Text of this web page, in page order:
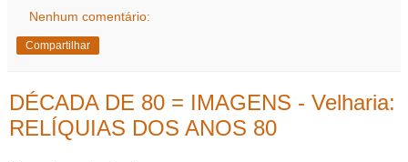
Nenhum comentário:
Compartilhar
DÉCADA DE 80 = IMAGENS - Velharia:
RELÍQUIAS DOS ANOS 80